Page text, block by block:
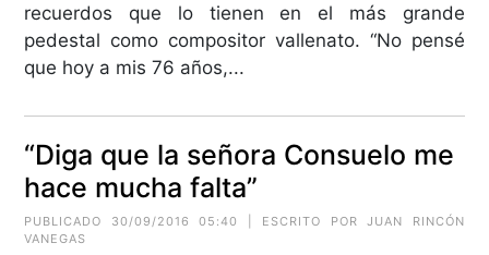
recuerdos que lo tienen en el más grande
pedestal como compositor vallenato. “No pensé
que hoy a mis 76 años,...
“Diga que la señora Consuelo me
hace mucha falta”
PUBLICADO 30/09/2016 05:40 | ESCRITO POR JUAN RINCÓN
VANEGAS